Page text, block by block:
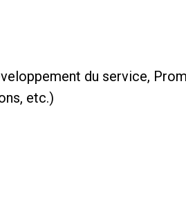
du service,
etc.)